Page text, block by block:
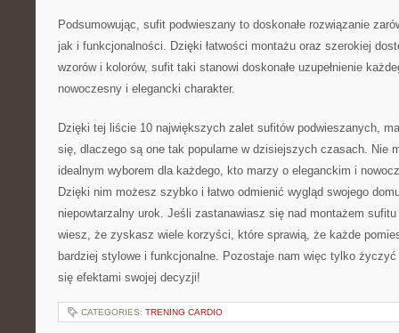
Podsumowując, sufit⁣ podwieszany to ⁣doskonałe⁣ rozwiązanie
jak i funkcjonalności. Dzięki łatwości montażu oraz ⁢szerokiej
⁢wzorów i kolorów, sufit⁤ taki stanowi ⁤doskonałe​ uzupełnienie
nowoczesny i elegancki ⁤charakter.
Dzięki tej‌ liście 10 największych zalet sufitów podwieszanych,
się, dlaczego są one tak popularne w ⁣dzisiejszych ⁤czasach. Nie
idealnym wyborem dla każdego, ‍kto ‌marzy o ⁣eleganckim i
Dzięki nim możesz szybko i łatwo odmienić ​wygląd swojego​
niepowtarzalny urok.⁤ Jeśli⁤ zastanawiasz się nad montażem
‌wiesz, że zyskasz wiele‌ korzyści, które ​sprawią, że każde⁤
bardziej stylowe i funkcjonalne. Pozostaje nam więc tylko⁤
się efektami ⁤swojej decyzji!
CATEGORIES: TRENING CARDIO